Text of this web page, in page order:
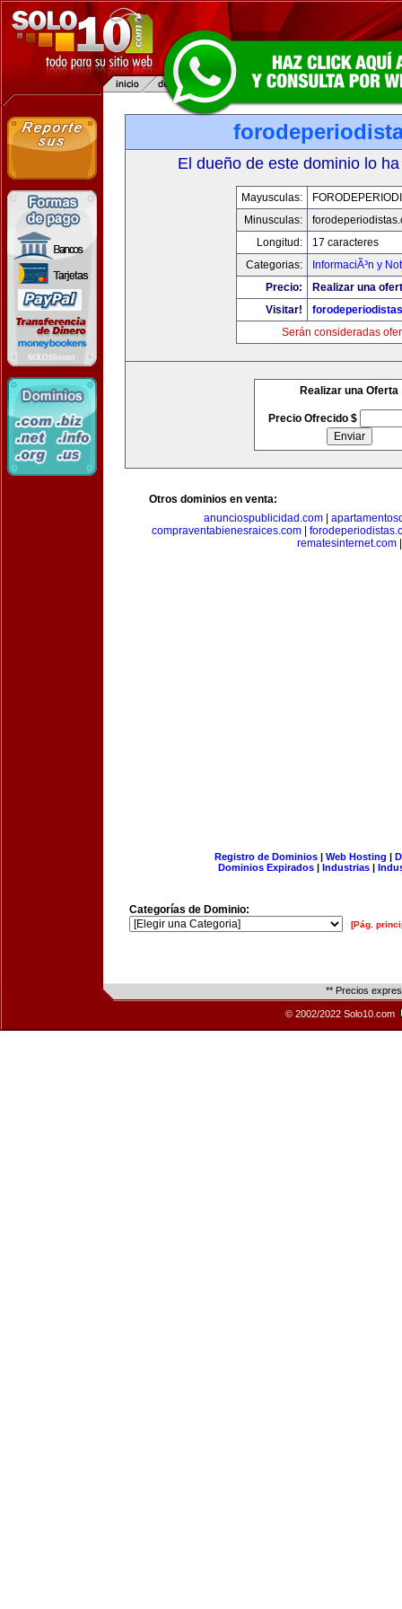
El dueño de este dominio lo
Mayusculas:
Minusculas:
Longitud:
17 caracteres
Categorias:
InformaciÃ³n y
Precio:
Realizar una
Visitar!
Serán consideradas
Realizar una Oferta
Precio Ofrecido $
Otros dominios en venta:
anunciospublicidad.com|
compraventabienesraices.com
rematesinternet.com|
Registro de Dominios| Web Hosting |
Dominios Expirados | Industrias |
Categorías de Dominio:
[Pág.
** Precios
© 2002/2022 Solo10.com